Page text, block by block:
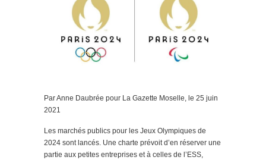
Par Anne Daubrée pour La Gazette Moselle, le 25 juin
2021
Les marchés publics pour les Jeux Olympiques de
2024 sont lancés. Une charte prévoit d’en réserver une
partie aux petites entreprises et à celles de l’ESS,